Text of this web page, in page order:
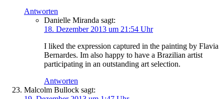
Antworten
Danielle Miranda sagt:
18. Dezember 2013 um 21:54 Uhr
I liked the expression captured in the painting by Flavia
Bernardes. Im also happy to have a Brazilian artist
participating in an outstanding art selection.
Antworten
Malcolm Bullock sagt: